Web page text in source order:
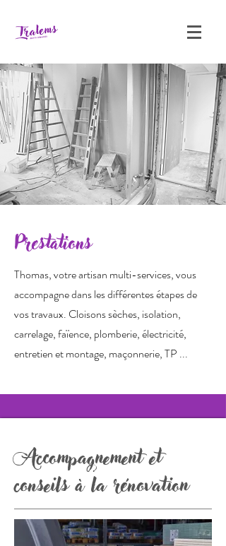
Prestations
Thomas, votre artisan multi-services, vous
accompagne dans les différentes étapes de
vos travaux. Cloisons sèches, isolation,
carrelage, faïence, plomberie, électricité,
entretien et montage, maçonnerie, TP ...
Accompagnement et
conseils à la rénovation